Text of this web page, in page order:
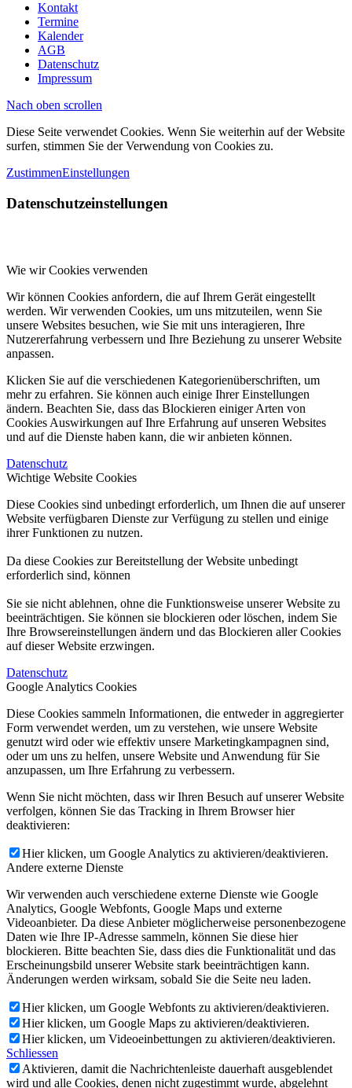
Kontakt
Termine
Kalender
AGB
Datenschutz
Impressum
Nach oben scrollen
Diese Seite verwendet Cookies. Wenn Sie weiterhin auf der Website
surfen, stimmen Sie der Verwendung von Cookies zu.
ZustimmenEinstellungen
Datenschutzeinstellungen
Wie wir Cookies verwenden
Wir können Cookies anfordern, die auf Ihrem Gerät eingestellt
werden. Wir verwenden Cookies, um uns mitzuteilen, wenn Sie
unsere Websites besuchen, wie Sie mit uns interagieren, Ihre
Nutzererfahrung verbessern und Ihre Beziehung zu unserer Website
anpassen.
Klicken Sie auf die verschiedenen Kategorienüberschriften, um
mehr zu erfahren. Sie können auch einige Ihrer Einstellungen
ändern. Beachten Sie, dass das Blockieren einiger Arten von
Cookies Auswirkungen auf Ihre Erfahrung auf unseren Websites
und auf die Dienste haben kann, die wir anbieten können.
Datenschutz
Wichtige Website Cookies
Diese Cookies sind unbedingt erforderlich, um Ihnen die auf unserer
Website verfügbaren Dienste zur Verfügung zu stellen und einige
ihrer Funktionen zu nutzen.
Da diese Cookies zur Bereitstellung der Website unbedingt
erforderlich sind, können
Sie sie nicht ablehnen, ohne die Funktionsweise unserer Website zu
beeinträchtigen. Sie können sie blockieren oder löschen, indem Sie
Ihre Browsereinstellungen ändern und das Blockieren aller Cookies
auf dieser Website erzwingen.
Datenschutz
Google Analytics Cookies
Diese Cookies sammeln Informationen, die entweder in aggregierter
Form verwendet werden, um zu verstehen, wie unsere Website
genutzt wird oder wie effektiv unsere Marketingkampagnen sind,
oder um uns zu helfen, unsere Website und Anwendung für Sie
anzupassen, um Ihre Erfahrung zu verbessern.
Wenn Sie nicht möchten, dass wir Ihren Besuch auf unserer Website
verfolgen, können Sie das Tracking in Ihrem Browser hier
deaktivieren:
Hier klicken, um Google Analytics zu aktivieren/deaktivieren.
Andere externe Dienste
Wir verwenden auch verschiedene externe Dienste wie Google
Analytics, Google Webfonts, Google Maps und externe
Videoanbieter. Da diese Anbieter möglicherweise personenbezogene
Daten wie Ihre IP-Adresse sammeln, können Sie diese hier
blockieren. Bitte beachten Sie, dass dies die Funktionalität und das
Erscheinungsbild unserer Website stark beeinträchtigen kann.
Änderungen werden wirksam, sobald Sie die Seite neu laden.
Hier klicken, um Google Webfonts zu aktivieren/deaktivieren.
Hier klicken, um Google Maps zu aktivieren/deaktivieren.
Hier klicken, um Videoeinbettungen zu aktivieren/deaktivieren.
Schliessen
Aktivieren, damit die Nachrichtenleiste dauerhaft ausgeblendet
wird und alle Cookies, denen nicht zugestimmt wurde, abgelehnt